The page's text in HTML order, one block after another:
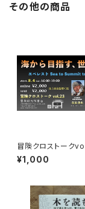
その他の商品
冒険クロストーク
ら目指す、世界最高
権
¥1,000